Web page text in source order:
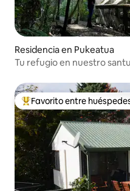
Residencia en Pukeatua
Tu refugio en nuestro
De los mejores en Favorito
Favorito entre